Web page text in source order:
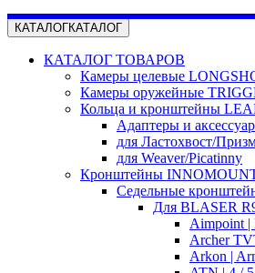
КАТАЛОГКАТАЛОГ
КАТАЛОГ ТОВАРОВ
Камеры целевые
Камеры оружейные
Кольца и кронштейны
Адаптеры и
для Ластохвост/
для Weaver/Picatinny
Кронштейны
Седельные
Для BLASER
Aimpoint |
Archer
Arkon |